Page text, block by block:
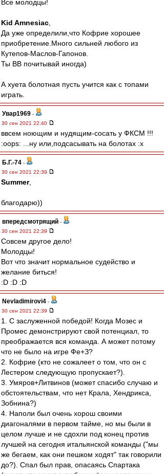
Все молодцы!
Kid Amnesiac
Да уже определили,что Кофрие хорошее
приобретение.Много сильней любого из
Кутепов-Маслов-Гапонов.
Ты ВВ почитывай иногда)
А хуета болотная пусть учится как с топами
играть.
Увар1969 -
30 сен 2021 22:40
ввсем ноющим и нудящим-сосать у ФКСМ !!!
:oops: ...ну или,подсасывать на болотах :x
Б.Г.-74 -
30 сен 2021 22:39
Summer,
благодарю))
впередсмотрящий -
30 сен 2021 22:39
Совсем другое дело!
Молодцы!
Вот что значит нормальное судейство и
желание биться!
:D :D :D
Nevladimirovi4 -
30 сен 2021 22:39
1. С заслуженной победой! Когда Мозес и
Промес демонстрируют свой потенциал, то
преображается вся команда. А может потому
что не было на игре Фе+З?
2. Кофрие (кто не сожалеет о том, что он с
Лестером следующую пропускает?).
3. Умяров+Литвинов (может спасибо случаю и
обстоятельствам, что нет Крала, Хендрикса,
Зобнина?)
4. Наполи был очень хорош своими
диагоналями в первом тайме, но мы были в
целом лучше и не сдохли под конец против
лучшей на сегодня итальянской команды ("мы
же бегаем, как они пешком ходят" так говорили
до?). Спал был прав, опасаясь Спартака